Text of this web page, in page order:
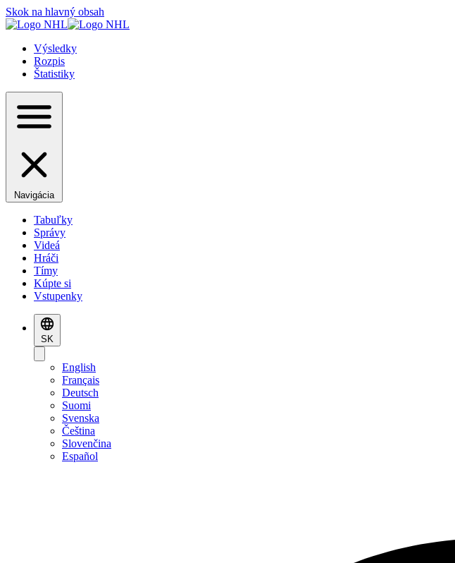
Skok na hlavný obsah
Výsledky
Rozpis
Štatistiky
Navigácia
Tabuľky
Správy
Videá
Hráči
Tímy
Kúpte si
Vstupenky
SK
English
Français
Deutsch
Suomi
Svenska
Čeština
Slovenčina
Español